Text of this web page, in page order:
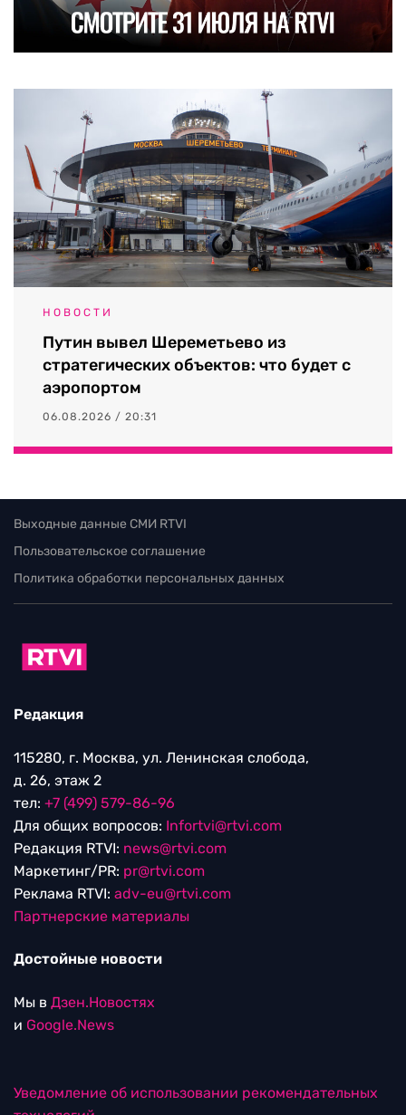
НОВОСТИ
Путин вывел Шереметьево из
стратегических объектов: что будет с
аэропортом
06.08.2026 / 20:31
Выходные данные СМИ RTVI
Пользовательское соглашение
Политика обработки персональных данных
Редакция
115280, г. Москва, ул. Ленинская слобода,
д. 26, этаж 2
тел: +7 (499) 579-86-96
Для общих вопросов: Infortvi@rtvi.com
Редакция RTVI: news@rtvi.com
Маркетинг/PR: pr@rtvi.com
Реклама RTVI: adv-eu@rtvi.com
Партнерские материалы
Достойные новости
Мы в Дзен.Новостях
и Google.News
Уведомление об использовании рекомендательных